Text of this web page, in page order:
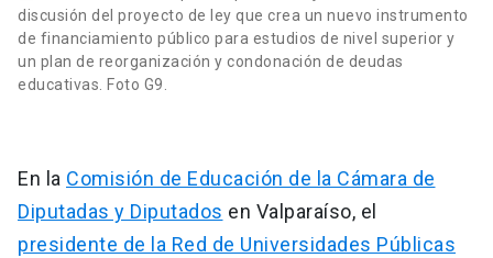
discusión del proyecto de ley que crea un nuevo instrumento
de financiamiento público para estudios de nivel superior y
un plan de reorganización y condonación de deudas
educativas. Foto G9.
En la Comisión de Educación de la Cámara de
Diputadas y Diputados en Valparaíso, el
presidente de la Red de Universidades Públicas